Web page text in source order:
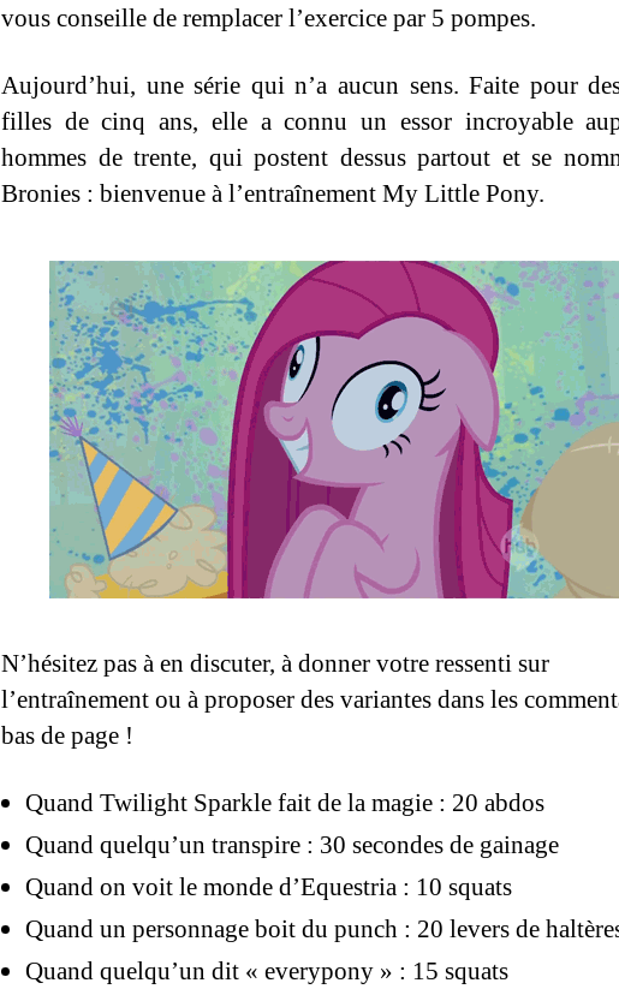
vous conseille de remplacer l’exercice par 5 pompes.
Aujourd’hui, une série qui n’a aucun sens. Faite pour
filles de cinq ans, elle a connu un essor incroyable
hommes de trente, qui postent dessus partout et se
Bronies : bienvenue à l’entraînement My Little Pony.
N’hésitez pas à en discuter, à donner votre ressenti sur
l’entraînement ou à proposer des variantes dans les
bas de page !
Quand Twilight Sparkle fait de la magie : 20 abdos
Quand quelqu’un transpire : 30 secondes de gainage
Quand on voit le monde d’Equestria : 10 squats
Quand un personnage boit du punch : 20 levers de
Quand quelqu’un dit « everypony » : 15 squats